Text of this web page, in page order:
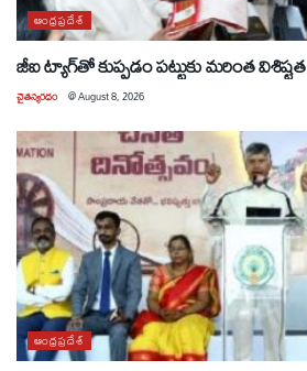
ఆంధ్రప్రదేశ్
జీఐ ట్యాగ్‌తో కుప్పడం పట్టుకు మరింత విశిష్టత
చైతన్యరధం @August 8, 2026
ఆంధ్రప్రదేశ్